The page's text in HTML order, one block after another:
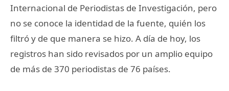
Internacional de Periodistas de Investigación, pero
no se conoce la identidad de la fuente, quién los
filtró y de que manera se hizo. A día de hoy, los
registros han sido revisados por un amplio equipo
de más de 370 periodistas de 76 países.